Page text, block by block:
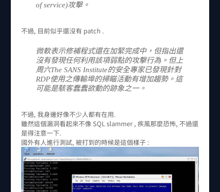
of service)攻擊。
不過, 目前似乎還沒有 patch .
微軟表示修補程式還在加緊完成中，但指出還
沒有發現任何利用該項弱點的攻擊行為。但上
周六The SANS Institute的安全專家已發現針對
RDP使用之傳輸埠的掃瞄活動有增加趨勢。這
可能是駭客蠢蠢欲動的跡象之一。
不過, 我身邊好像不少人都有在用.
雖然這個漏洞看起來不像 SQL slammer , 疾風那麼恐怖, 不過還
是得注意一下.
國外有人進行測試, 被打到的時候是這個樣子 :